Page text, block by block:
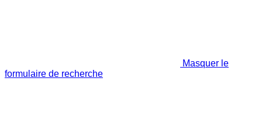
Masquer le
formulaire de recherche